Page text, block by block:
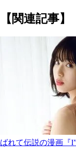
【関連記事】
ばれて伝説の漫画『